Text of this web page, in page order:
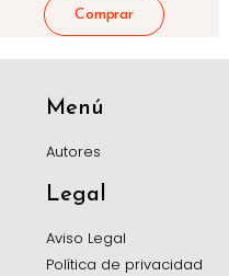
Menú
Autores
Legal
Aviso Legal
Política de privacidad